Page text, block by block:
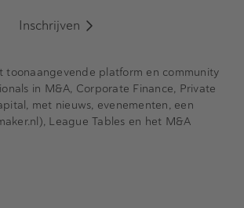
Inschrijven
toonaangevende platform en community
in M&A, Corporate Finance, Private
met nieuws, evenementen, een
League Tables en het M&A